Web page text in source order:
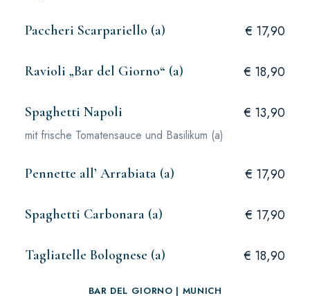
Paccheri Scarpariello (a) € 17,90
Ravioli „Bar del Giorno“ (a) € 18,90
Spaghetti Napoli € 13,90
mit frische Tomatensauce und Basilikum (a)
Pennette all’ Arrabiata (a) € 17,90
Spaghetti Carbonara (a) € 17,90
Tagliatelle Bolognese (a) € 18,90
BAR DEL GIORNO | MUNICH